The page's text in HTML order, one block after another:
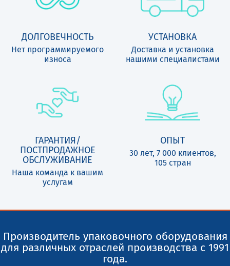
ДОЛГОВЕЧНОСТЬ
Нет программируемого
износа
УСТАНОВКА
Доставка и установка
нашими специалистами
ГАРАНТИЯ/
ПОСТПРОДАЖНОЕ
ОБСЛУЖИВАНИЕ
Наша команда к вашим
услугам
ОПЫТ
30 лет, 7 000 клиентов,
105 стран
Производитель упаковочного оборудования
для различных отраслей производства с 1991
года.